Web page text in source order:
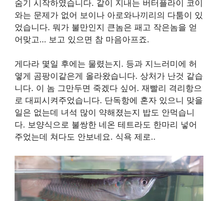
숨기 시작하였습니다. 같이 지내는 버터플라이 코이
와는 문제가 없어 보이나 아로와나끼리의 다툼이 있
었습니다. 뭐가 불만인지 큰놈은 패고 작은놈을 얻
어맞고… 보고 있으면 참 마음아프죠.
게다라 몇일 후에는 물렸는지. 등과 지느러미에 허
옇게 곰팡이같은게 올라왔습니다. 상처가 난것 같습
니다. 이 놈 그만두면 죽겠다 싶어. 재빨리 격리항으
로 대피시켜주었습니다. 단독항에 혼자 있으니 맞을
일은 없는데 녀석 많이 약해졌는지 밥도 안먹습니
다. 보양식으로 불쌍한 네온 테트라도 한마리 넣어
주었는데 쳐다도 안보네요. 식욕 제로..